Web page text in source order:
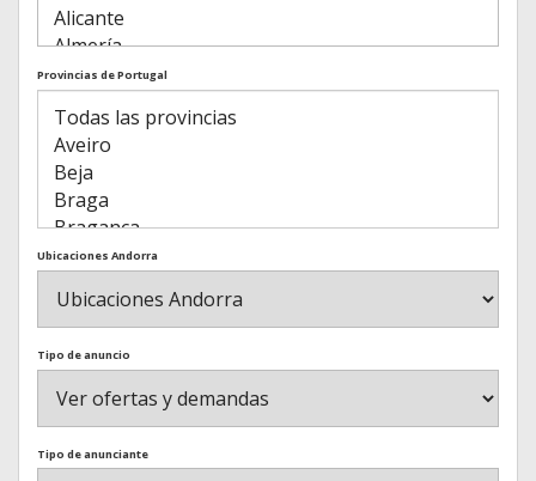
Provincias de Portugal
Ubicaciones Andorra
Tipo de anuncio
Tipo de anunciante